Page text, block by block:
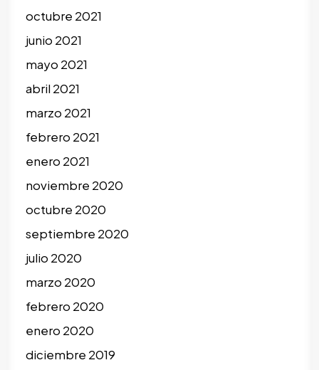
octubre 2021
junio 2021
mayo 2021
abril 2021
marzo 2021
febrero 2021
enero 2021
noviembre 2020
octubre 2020
septiembre 2020
julio 2020
marzo 2020
febrero 2020
enero 2020
diciembre 2019